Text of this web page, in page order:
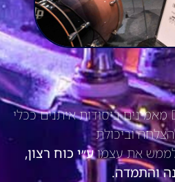
בבית ספר DRUMMERS מאמינים ביסודות איתנים ככלי
וביכולת
את עצמוע״י כוח רצון,
והתמדה.